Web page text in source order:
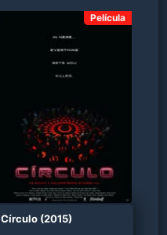
Película
Círculo (2015)